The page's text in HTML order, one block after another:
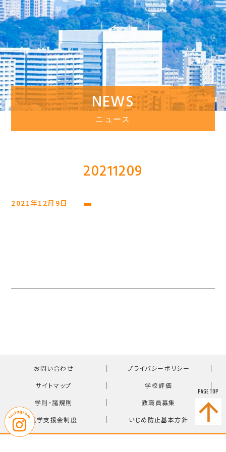
NEWS
ニュース
20211209
2021年12月9日
お問い合わせ ｜ プライバシーポリシー ｜
サイトマップ ｜ 学校評価 ｜
学則・諸規則 ｜ 教職員募集 ｜
就学支援金制度 ｜ いじめ防止基本方針
PAGE TOP